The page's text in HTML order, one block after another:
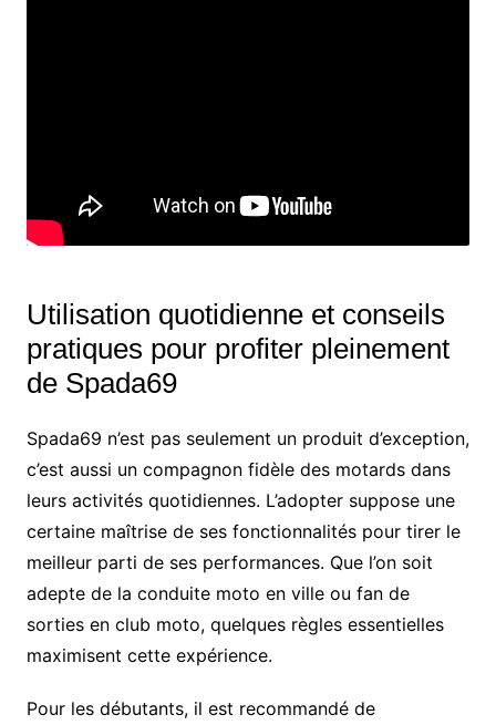
Utilisation quotidienne et conseils
pratiques pour profiter pleinement
de Spada69
Spada69 n’est pas seulement un produit d’exception,
c’est aussi un compagnon fidèle des motards dans
leurs activités quotidiennes. L’adopter suppose une
certaine maîtrise de ses fonctionnalités pour tirer le
meilleur parti de ses performances. Que l’on soit
adepte de la conduite moto en ville ou fan de
sorties en club moto, quelques règles essentielles
maximisent cette expérience.
Pour les débutants, il est recommandé de